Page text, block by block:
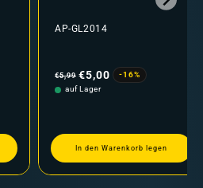
AP-GL2014
Preis
€5,99 €5,00
-16%
auf Lager
In den Warenkorb legen